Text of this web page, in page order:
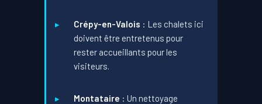
Crépy-en-Valois : Les chalets ici
doivent être entretenus pour
rester accueillants pour les
visiteurs.
Montataire : Un nettoyage